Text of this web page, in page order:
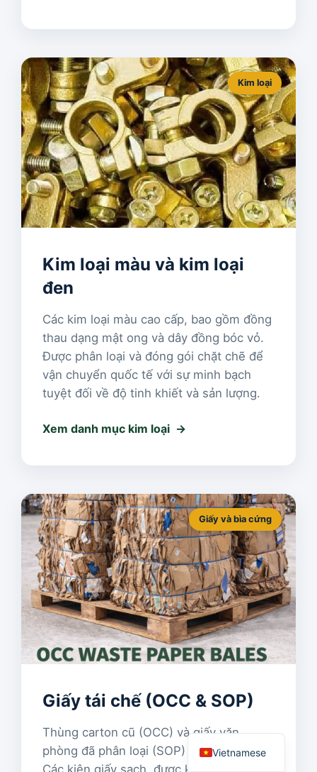
Kim loại
Kim loại màu và kim loại
đen
Các kim loại màu cao cấp, bao gồm đồng
thau dạng mật ong và dây đồng bóc vỏ.
Được phân loại và đóng gói chặt chẽ để
vận chuyển quốc tế với sự minh bạch
tuyệt đối về độ tinh khiết và sản lượng.
Xem danh mục kim loại
Giấy và bìa cứng
Giấy tái chế (OCC & SOP)
Thùng carton cũ (OCC) và giấy văn
phòng đã phân loại (SOP) được nén chặt.
Các kiện giấy sạch, được kiểm soát độ
Vietnamese
English
German
French
Dutch
Arabic
Russian
Hindi
Khmer